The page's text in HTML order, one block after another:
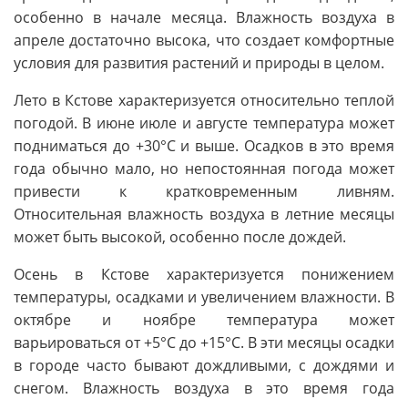
особенно в начале месяца. Влажность воздуха в
апреле достаточно высока, что создает комфортные
условия для развития растений и природы в целом.
Лето в Кстове характеризуется относительно теплой
погодой. В июне июле и августе температура может
подниматься до +30°C и выше. Осадков в это время
года обычно мало, но непостоянная погода может
привести к кратковременным ливням.
Относительная влажность воздуха в летние месяцы
может быть высокой, особенно после дождей.
Осень в Кстове характеризуется понижением
температуры, осадками и увеличением влажности. В
октябре и ноябре температура может
варьироваться от +5°C до +15°C. В эти месяцы осадки
в городе часто бывают дождливыми, с дождями и
снегом. Влажность воздуха в это время года